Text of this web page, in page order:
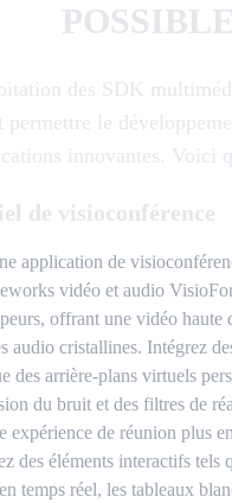
des SDK
permettre le
innovantes. Voici
de visioconférence
application de
vidéo et audio
offrant une vidéo haute
audio cristallines. Intégrez
des arrière-plans virtuels
du bruit et des filtres de
expérience de réunion plus
des éléments interactifs tels
temps réel, les tableaux